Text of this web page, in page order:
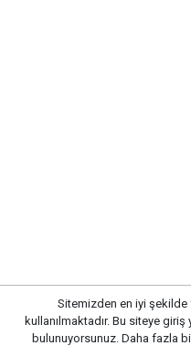
Yayınlanma: 07 Ağustos 2026
Sitemizden en iyi
kullanılmaktadır. Bu siteye
bulunuyorsunuz. Daha fazla